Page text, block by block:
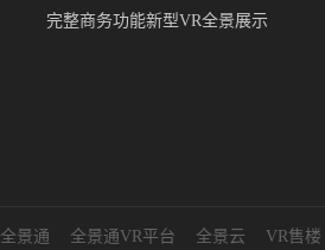
完整商务功能新型VR全景展示
全景通 全景通VR平台 全景云 VR售楼